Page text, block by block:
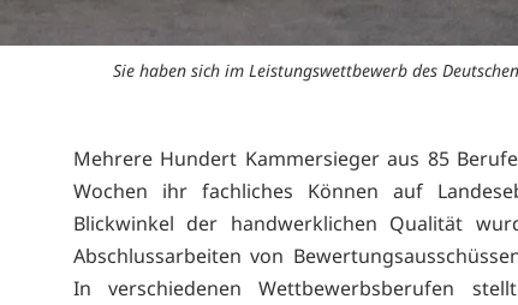
Sie haben sich im Leistungswettbewerb des
Mehrere Hundert Kammersieger aus 85
Wochen ihr fachliches Können auf
Blickwinkel der handwerklichen Qualität
Abschlussarbeiten von
In verschiedenen Wettbewerbsberufen